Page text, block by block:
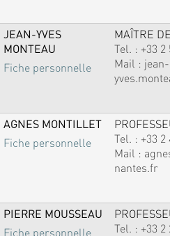
JEAN-YVES
MONTEAU
Fiche personnelle
MAÎTRE
Tel. : +33 2
Mail : jean-
AGNES MONTILLET
Fiche personnelle
Tel. : +33 2
Mail :
nantes.fr
PIERRE MOUSSEAU
Fiche personnelle
Tel. : +33 2